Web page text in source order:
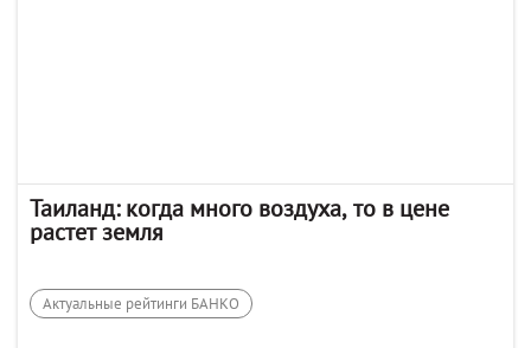
Таиланд: когда много воздуха, то в цене
растет земля
Актуальные рейтинги БАНКО